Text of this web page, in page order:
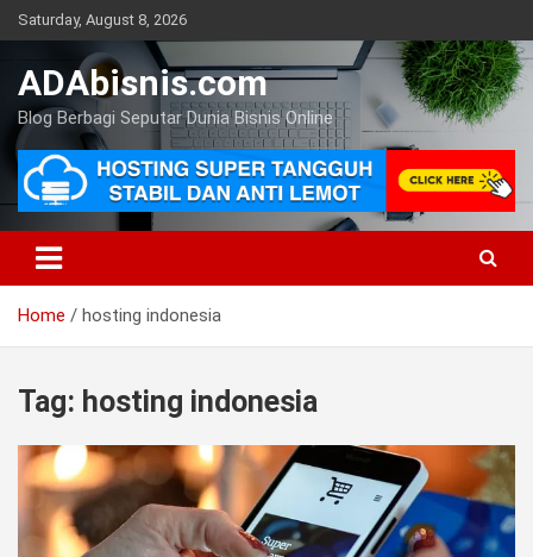
Skip
to
Saturday, August 8, 2026
ADAbisnis.com
Blog Berbagi Seputar Dunia Bisnis Online
Home hosting indonesia
Tag: hosting indonesia